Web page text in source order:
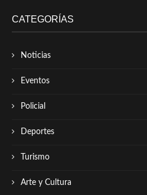
CATEGORÍAS
Noticias
Eventos
Policial
Deportes
Turismo
Arte y Cultura